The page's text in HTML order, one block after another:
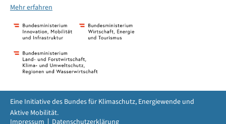
Mehr erfahren
Impressum Datenschutzerklärung
Eine Initiative des Bundes für Klimaschutz, Energiewende und
Aktive Mobilität.